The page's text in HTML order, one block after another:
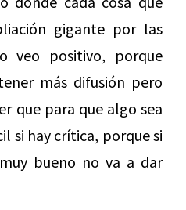
gigante por las
veo positivo, porque
más difusión pero
que para que algo sea
si hay crítica, porque si
bueno no va a dar